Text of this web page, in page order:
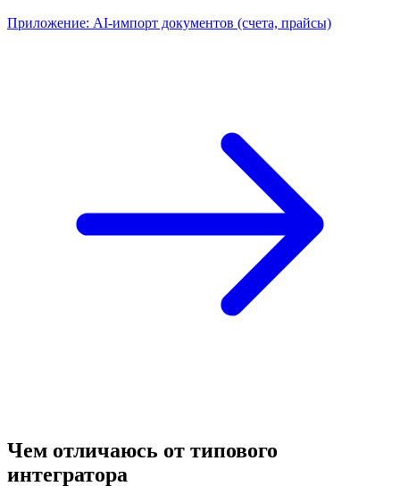
Приложение: AI-импорт документов (счета, прайсы)
Чем отличаюсь от типового
интегратора